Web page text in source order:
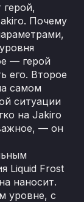
Почему
— герой
его. Второе
самом
ситуации
на Jakiro
— он
Liquid Frost
наносит.
уровне, с